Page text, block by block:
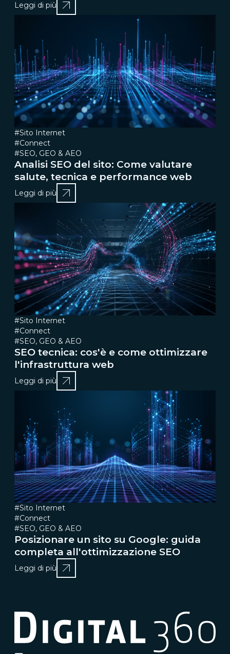
Leggi di più
#Sito Internet
#Connect
#SEO, GEO & AEO
Analisi SEO del sito: Come valutare
salute, tecnica e performance web
Leggi di più
#Sito Internet
#Connect
#SEO, GEO & AEO
SEO tecnica: cos'è e come ottimizzare
l'infrastruttura web
Leggi di più
#Sito Internet
#Connect
#SEO, GEO & AEO
Posizionare un sito su Google: guida
completa all'ottimizzazione SEO
Leggi di più